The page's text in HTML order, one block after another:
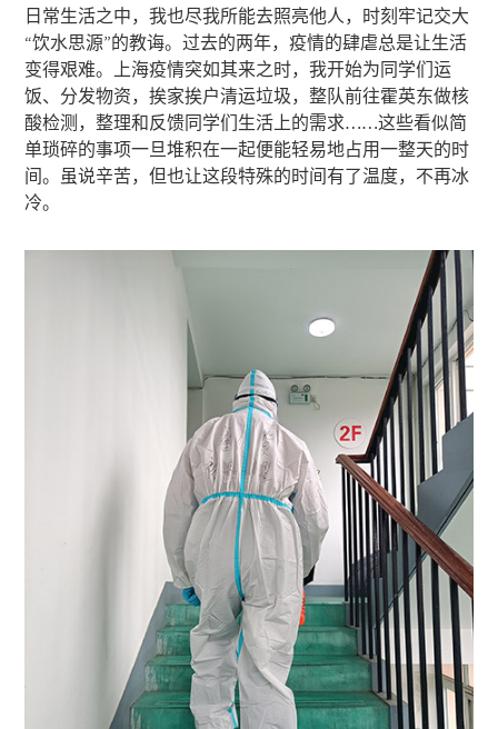
日常生活之中，我也尽我所能去照亮他人，时刻牢记交大
“饮水思源”的教诲。过去的两年，疫情的肆虐总是让生活
变得艰难。上海疫情突如其来之时，我开始为同学们运
饭、分发物资，挨家挨户清运垃圾，整队前往霍英东做核
酸检测，整理和反馈同学们生活上的需求……这些看似简
单琐碎的事项一旦堆积在一起便能轻易地占用一整天的时
间。虽说辛苦，但也让这段特殊的时间有了温度，不再冰
冷。